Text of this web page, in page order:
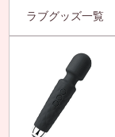
ラブグッズ一覧